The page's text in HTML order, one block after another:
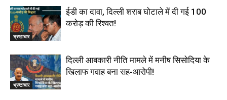
भ्रष्टाचार
ईडी का दावा, दिल्ली शराब घोटाले में दी गई ₹100
करोड़ की रिश्वत!
भ्रष्टाचार
दिल्‍ली आबकारी नीति मामले में मनीष सिसोदिया के
खिलाफ गवाह बना सह-आरोपी!